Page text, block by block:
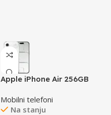
Apple iPhone Air 256GB
Mobilni telefoni
Na stanju